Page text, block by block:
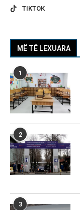
TIKTOK
MË TË LEXUARA
1
2
3